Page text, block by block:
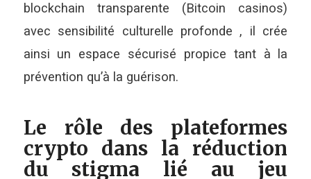
blockchain transparente (Bitcoin casinos)
avec sensibilité culturelle profonde , il crée
ainsi un espace sécurisé propice tant à la
prévention qu’à la guérison.
Le rôle des plateformes
crypto dans la réduction
du stigma lié au jeu